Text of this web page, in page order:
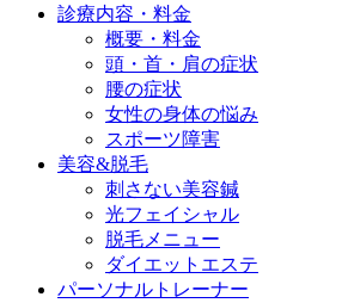
診療内容・料金
概要・料金
頭・首・肩の症状
腰の症状
女性の身体の悩み
スポーツ障害
美容&脱毛
刺さない美容鍼
光フェイシャル
脱毛メニュー
ダイエットエステ
パーソナルトレーナー